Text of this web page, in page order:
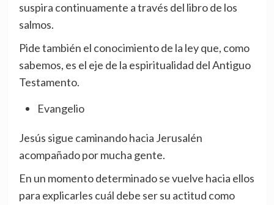
suspira continuamente a través del libro de los
salmos.
Pide también el conocimiento de la ley que, como
sabemos, es el eje de la espiritualidad del Antiguo
Testamento.
Evangelio
Jesús sigue caminando hacia Jerusalén
acompañado por mucha gente.
En un momento determinado se vuelve hacia ellos
para explicarles cuál debe ser su actitud como